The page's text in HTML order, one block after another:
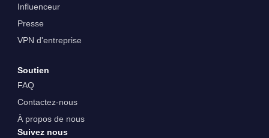
Influenceur
Presse
VPN d'entreprise
Soutien
FAQ
Contactez-nous
À propos de nous
Suivez nous